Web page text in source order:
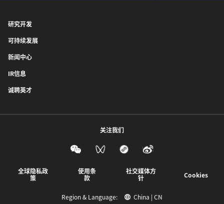
研究开发
可持续发展
新闻中心
IR信息
诚聘英才
关注我们
全球隐私政
策
使用条
款
社交媒体方
针
Cookies
Region & Language: China | CN